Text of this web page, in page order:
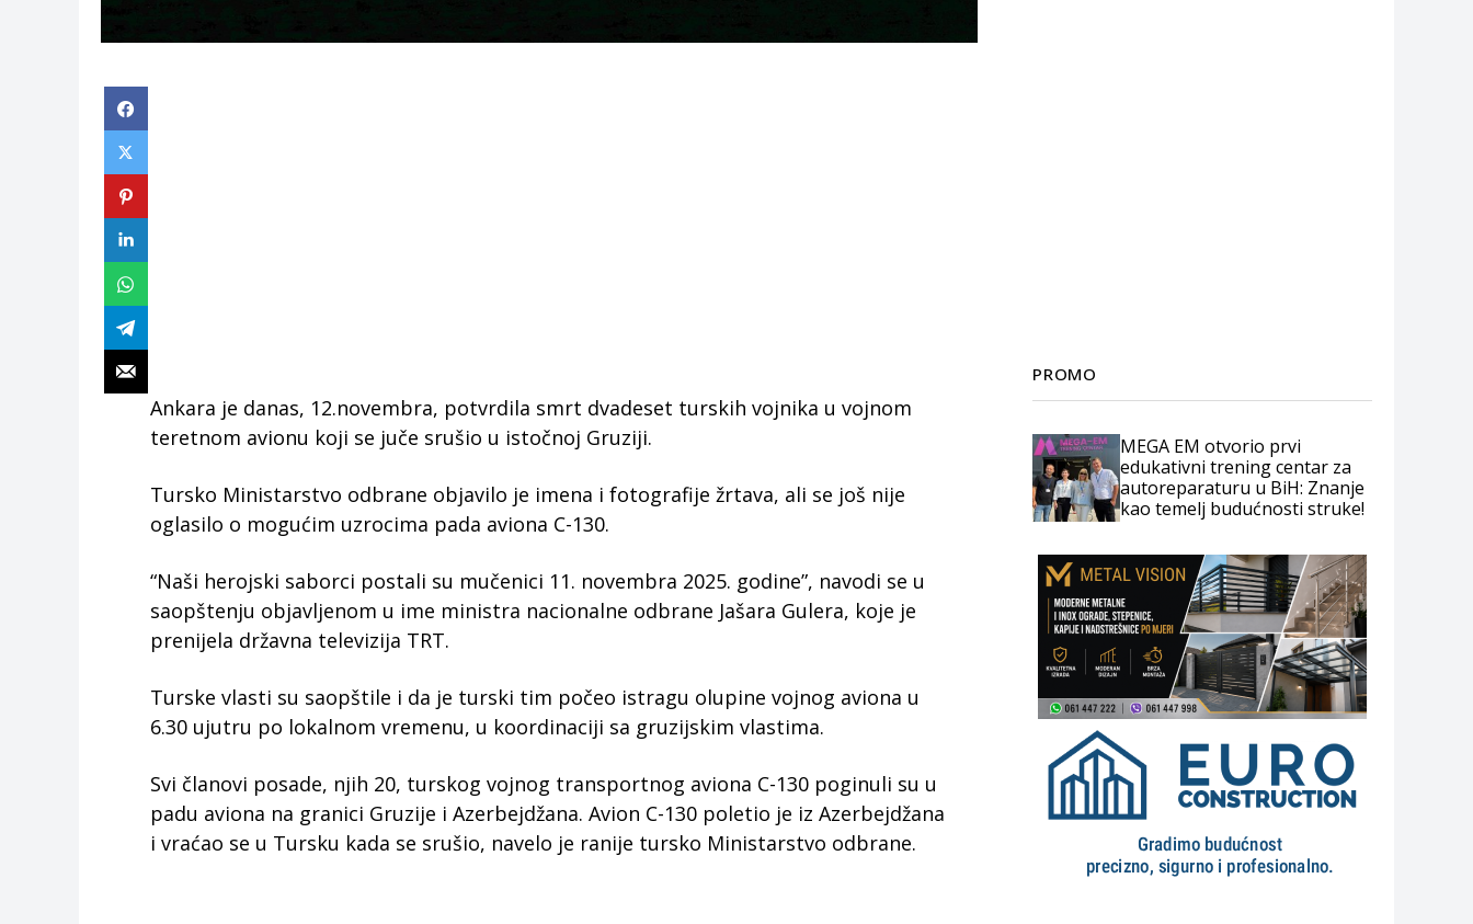
Ankara je danas, 12.novembra, potvrdila smrt dvadeset turskih vojnika u vojnom
teretnom avionu koji se juče srušio u istočnoj Gruziji.
Tursko Ministarstvo odbrane objavilo je imena i fotografije žrtava, ali se još nije
oglasilo o mogućim uzrocima pada aviona C-130.
“Naši herojski saborci postali su mučenici 11. novembra 2025. godine”, navodi se u
saopštenju objavljenom u ime ministra nacionalne odbrane Jašara Gulera, koje je
prenijela državna televizija TRT.
Turske vlasti su saopštile i da je turski tim počeo istragu olupine vojnog aviona u
6.30 ujutru po lokalnom vremenu, u koordinaciji sa gruzijskim vlastima.
Svi članovi posade, njih 20, turskog vojnog transportnog aviona C-130 poginuli su u
padu aviona na granici Gruzije i Azerbejdžana. Avion C-130 poletio je iz Azerbejdžana
i vraćao se u Tursku kada se srušio, navelo je ranije tursko Ministarstvo odbrane.
PROMO
MEGA EM otvorio prvi
edukativni trening centar za
autoreparaturu u BiH: Znanje
kao temelj budućnosti struke!